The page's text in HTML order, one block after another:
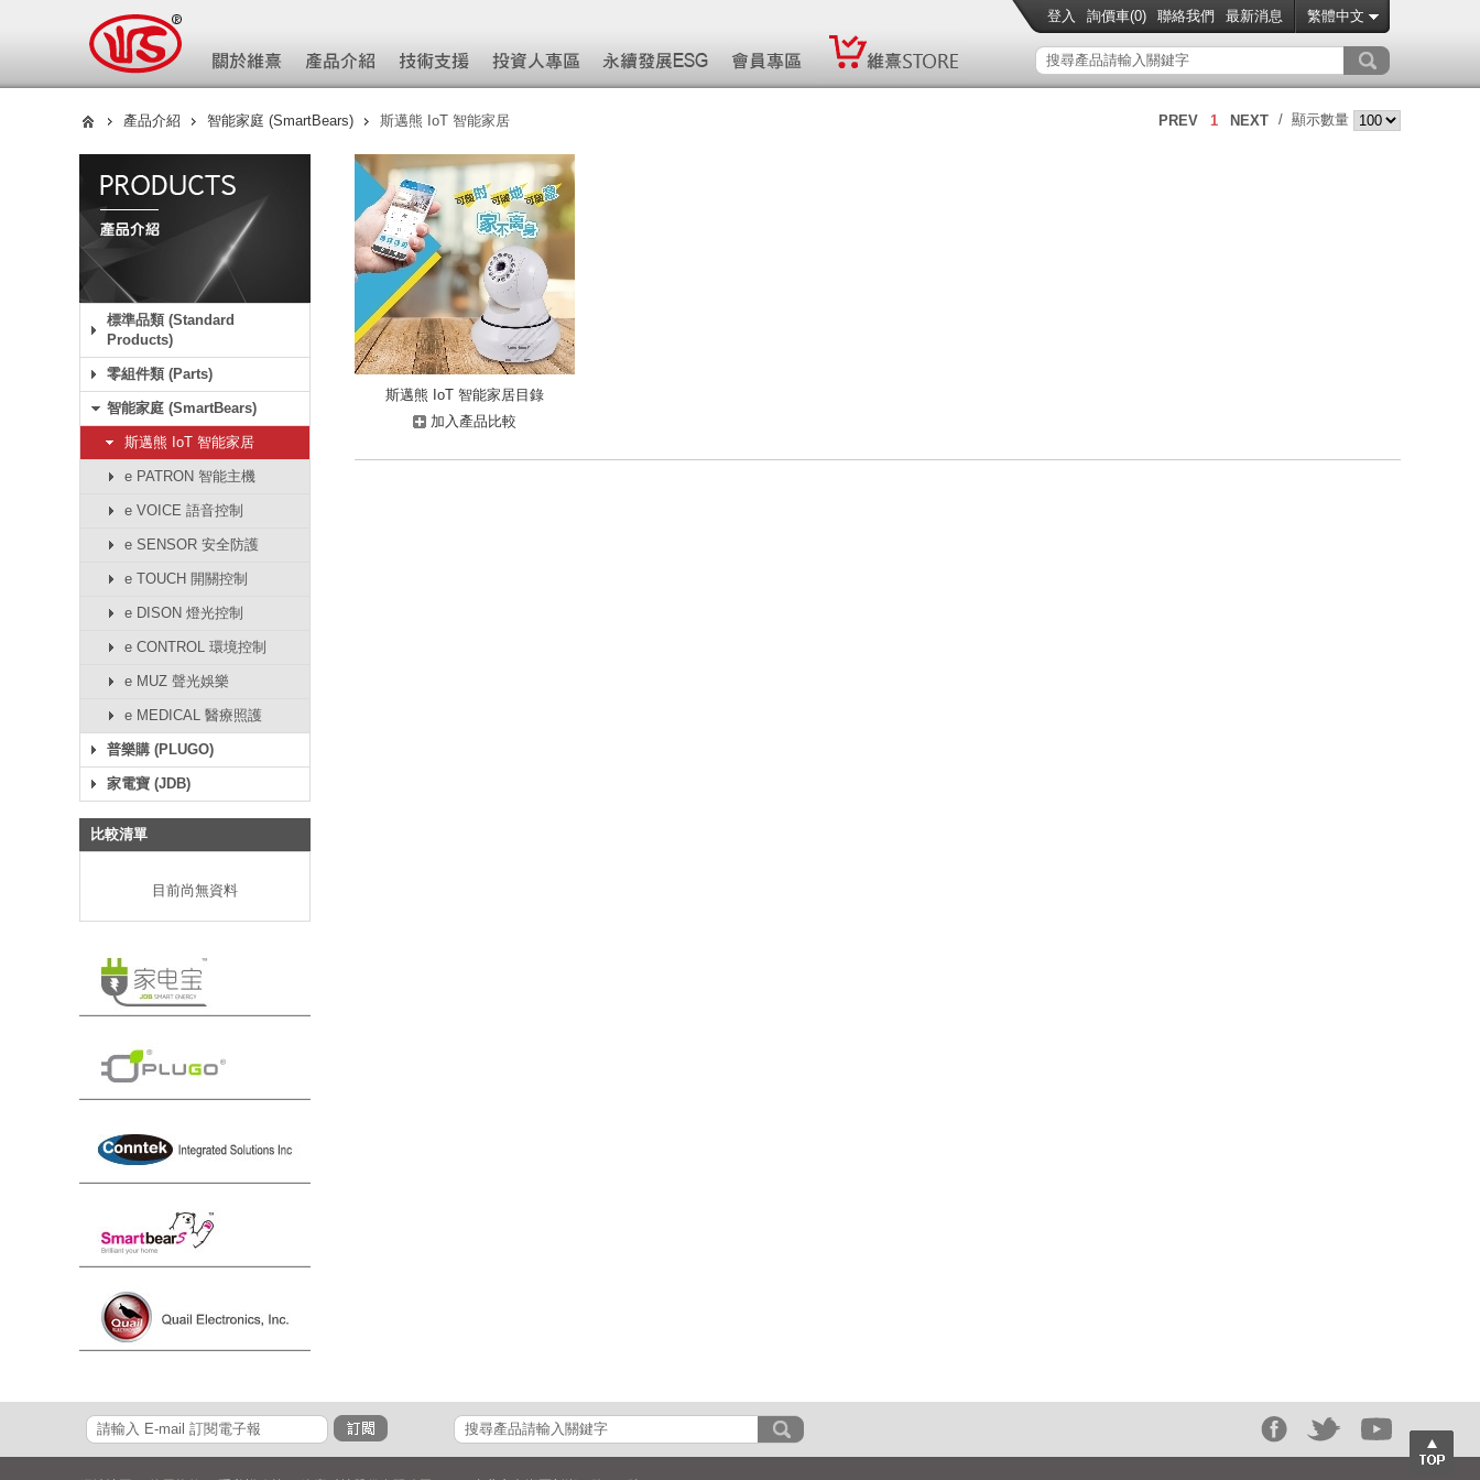
登入 詢價車(0) 聯絡我們 最新消息 繁體中文
產品介紹 智能家庭 (SmartBears) 斯邁熊 IoT 智能家居
標準品類 (Standard
Products)
零組件類 (Parts)
智能家庭 (SmartBears)
斯邁熊 IoT 智能家居
e PATRON 智能主機
e VOICE 語音控制
e SENSOR 安全防護
e TOUCH 開關控制
e DISON 燈光控制
e CONTROL 環境控制
e MUZ 聲光娛樂
e MEDICAL 醫療照護
普樂購 (PLUGO)
家電寶 (JDB)
比較清單
目前尚無資料
PREV 1 NEXT / 顯示數量
斯邁熊 IoT 智能家居目錄
加入產品比較